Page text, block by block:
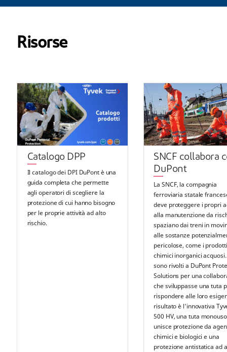
Risorse
Catalogo DPP
Il catalogo dei DPI DuPont è una
guida completa che permette
agli operatori di scegliere la
protezione di cui hanno bisogno
per le proprie attività ad alto
rischio.
SNCF collabora
DuPont
La SNCF, la compagnia
ferroviaria statale
deve proteggere i propri
alla manutenzione da
spaziano dai treni in
alle sostanze
pericolose, come i prodotti
chimici inorganici acquosi.
sono rivolti a DuPont
Solutions per una
che sviluppasse una tuta
rispondere alle loro
risultato è l'innovativa
500 HV, una tuta
unisce protezione da
chimici e biologici e una
protezione antistatica ad